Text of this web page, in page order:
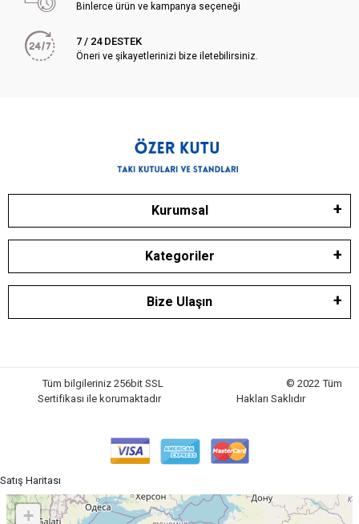
Binlerce ürün ve kampanya seçeneği
7 / 24 DESTEK
Öneri ve şikayetlerinizi bize iletebilirsiniz.
Kurumsal
Kategoriler
Bize Ulaşın
Tüm bilgileriniz 256bit SSL
Sertifikası ile korumaktadır
© 2022 Tüm
Hakları Saklıdır
Satış Haritası